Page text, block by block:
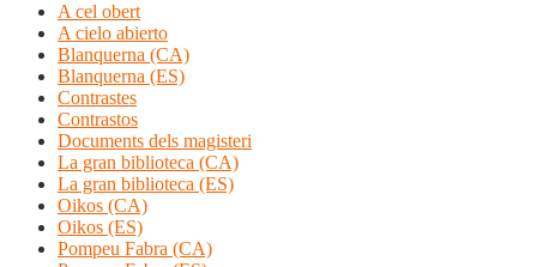
A cel obert
A cielo abierto
Blanquerna (CA)
Blanquerna (ES)
Contrastes
Contrastos
Documents dels magisteri
La gran biblioteca (CA)
La gran biblioteca (ES)
Oikos (CA)
Oikos (ES)
Pompeu Fabra (CA)